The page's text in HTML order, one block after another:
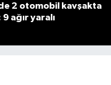
2 otomobil kavşakta
9 ağır yaralı